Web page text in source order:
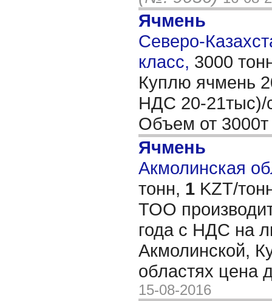
Ячмень
Северо-
класс, 3000
Куплю ячмень
НДС 20-
Объем от
Ячмень
Акмолинская
тонн, 1 KZT/
ТОО
года с НДС на
Акмолинской,
областях цена
15-08-2016